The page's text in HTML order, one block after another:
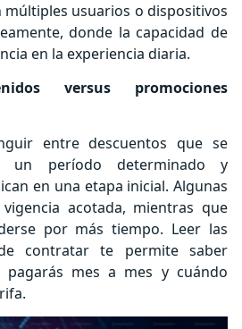
usuarios o dispositivos
donde la capacidad de
en la experiencia diaria.
versus promociones
entre descuentos que se
un período determinado y
en una etapa inicial. Algunas
acotada, mientras que
por más tiempo. Leer las
contratar te permite saber
pagarás mes a mes y cuándo